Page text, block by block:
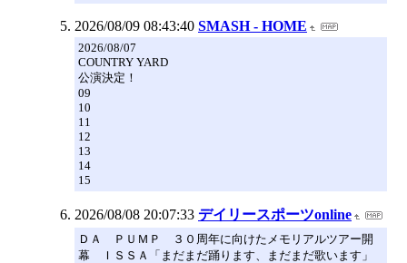
2026/08/09 08:43:40 SMASH - HOME
2026/08/07
COUNTRY YARD
公演決定！
09
10
11
12
13
14
15
2026/08/08 20:07:33 デイリースポーツonline
ＤＡ ＰＵＭＰ ３０周年に向けたメモリアルツアー開
幕 ＩＳＳＡ「まだまだ踊ります、まだまだ歌います」